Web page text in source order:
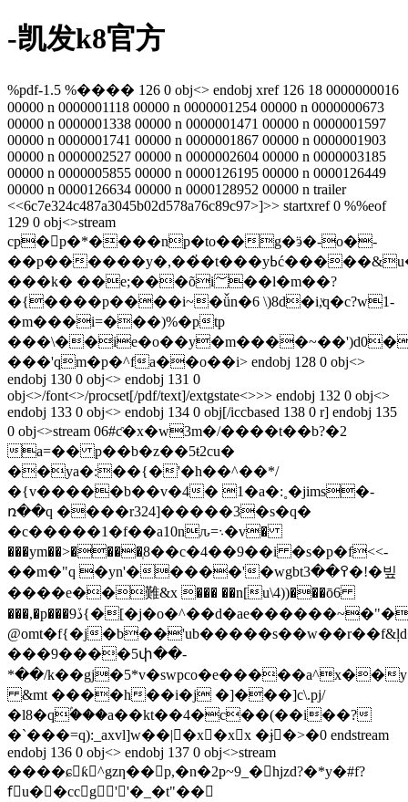
-凯发k8官方
%pdf-1.5 %���� 126 0 obj<> endobj xref 126 18 0000000016
00000 n 0000001118 00000 n 0000001254 00000 n 0000000673
00000 n 0000001338 00000 n 0000001471 00000 n 0000001597
00000 n 0000001741 00000 n 0000001867 00000 n 0000001903
00000 n 0000002527 00000 n 0000002604 00000 n 0000003185
00000 n 0000005855 00000 n 0000126195 00000 n 0000126449
00000 n 0000126634 00000 n 0000128952 00000 n trailer
<<6c7e324c487a3045b02d578a76c89c97>]>> startxref 0 %%eof
129 0 obj<>stream
cp�p�*����np�to��g�ӭ�-o�-
��p������y�,��҆�t���yߕć�����&u�
���k� ��e;���õi؅��l�m��?
�{����p����i~�ǚn�6 \)8d�i,ͮq�c?w1-
�m���i=���)%�ptp
���'qm�p�^fa��o��i> endobj 128 0 obj<>
endobj 130 0 obj<> endobj 131 0
obj<>/font<>/procset[/pdf/text]/extgstate<>>> endobj 132 0 obj<>
endobj 133 0 obj<> endobj 134 0 obj[/iccbased 138 0 r] endobj 135
0 obj<>stream 06#ƈ�x�w3m�/����t��b?�2
a=�� p��b�z��5ŧ2cu�
��ya�:��{�'�h��^��*/
�{v�����b��v�4� 1�a�:˳�jims�-
ռ��q ����r324]�����3�s�q�
�c�����1�f��a10nԉ=܈�v�
���ym��>����ְ8��c�4��9��i �s�p�f<<-
��m�"q �yn'�����'�wgbt߉��3�!�빞
����e��難&x ��� ��n[u\4))���ō6
���,�p���9ڏ{�[�j�o�^��d�ae������~�"�r�_@t3
@omt�f{�j
���9����5փ��-
*��/k��gj�5*v�swpco�e�����a^x��
&mt ����h��i�j �]���]c\.pj/
�l8�qۢ���a��kt��4�c��(��i��?
�`���=q):_axvl]w��|�x�xx �ɉ�>�0 endstream
endobj 136 0 obj<> endobj 137 0 obj<>stream
����ɕƙ^gzƞ��p,�n�2p~9_�hjzd?�*y�#f?
fْu��ccg''�_�t"��